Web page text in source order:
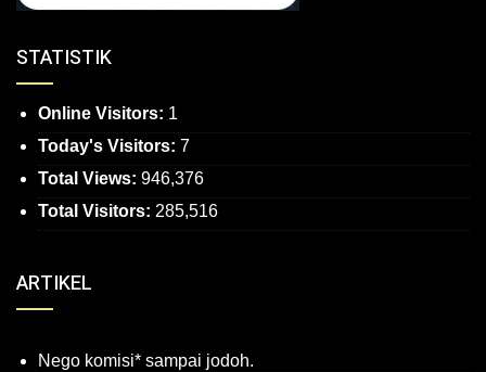
STATISTIK
Online Visitors: 1
Today's Visitors: 7
Total Views: 946,376
Total Visitors: 285,516
ARTIKEL
Nego komisi* sampai jodoh.